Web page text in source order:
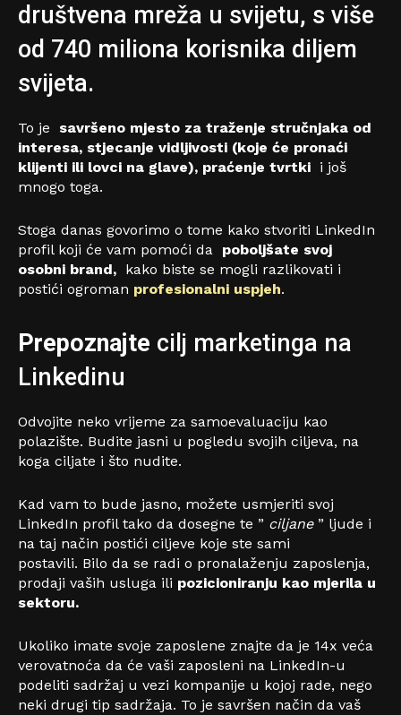
društvena mreža u svijetu, s više
od 740 miliona korisnika diljem
svijeta.
To je savršeno mjesto za traženje stručnjaka od
interesa, stjecanje vidljivosti (koje će pronaći
klijenti ili lovci na glave), praćenje tvrtki i još
mnogo toga.
Stoga danas govorimo o tome kako stvoriti LinkedIn
profil koji će vam pomoći da poboljšate svoj
osobni brand, kako biste se mogli razlikovati i
postići ogroman profesionalni uspjeh.
Prepoznajte cilj marketinga na
Linkedinu
Odvojite neko vrijeme za samoevaluaciju kao
polazište. Budite jasni u pogledu svojih ciljeva, na
koga ciljate i što nudite.
Kad vam to bude jasno, možete usmjeriti svoj
LinkedIn profil tako da dosegne te ” ciljane” ljude i
na taj način postići ciljeve koje ste sami
postavili. Bilo da se radi o pronalaženju zaposlenja,
prodaji vaših usluga ili pozicioniranju kao mjerila u
sektoru.
Ukoliko imate svoje zaposlene znajte da je 14x veća
verovatnoća da će vaši zaposleni na LinkedIn-u
podeliti sadržaj u vezi kompanije u kojoj rade, nego
neki drugi tip sadržaja. To je savršen način da vaš